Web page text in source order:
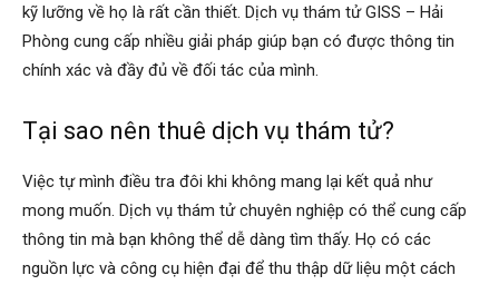
phong,
kỹ lưỡng về họ là rất cần thiết. Dịch vụ thám tử GISS – Hải
Phòng cung cấp nhiều giải pháp giúp bạn có được thông tin
chính xác và đầy đủ về đối tác của mình.
Tại sao nên thuê dịch vụ thám tử?
Việc tự mình điều tra đôi khi không mang lại kết quả như
mong muốn. Dịch vụ thám tử chuyên nghiệp có thể cung cấp
thông tin mà bạn không thể dễ dàng tìm thấy. Họ có các
nguồn lực và công cụ hiện đại để thu thập dữ liệu một cách